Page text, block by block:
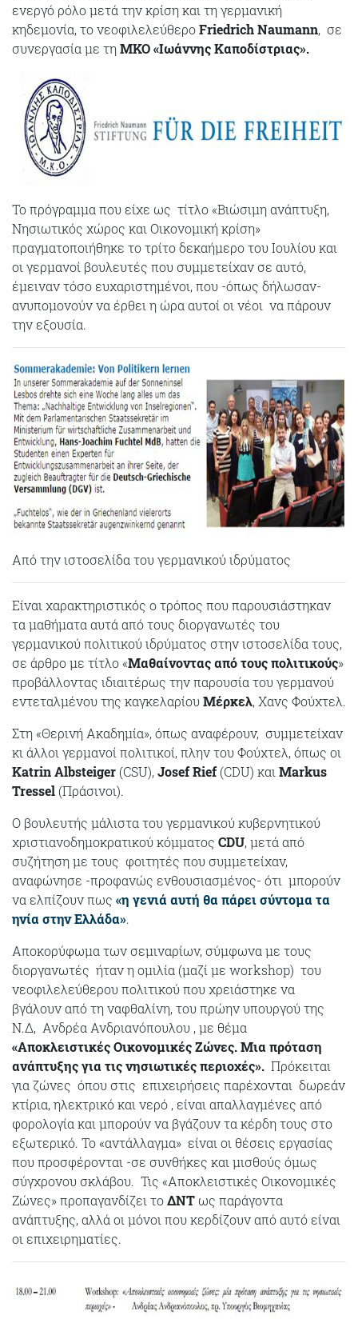
ενεργό ρόλο μετά την κρίση και τη γερμανική
κηδεμονία, το νεοφιλελεύθεροFriedrichNaumann, σε
συνεργασία με τηΜΚΟ «Ιωάννης Καποδίστριας».
Το πρόγραμμα που είχε ως τίτλο «Βιώσιμη ανάπτυξη,
Νησιωτικός χώρος και Οικονομική κρίση»
πραγματοποιήθηκε το τρίτο δεκαήμερο του Ιουλίου και
οι γερμανοί βουλευτές που συμμετείχαν σε αυτό,
έμειναν τόσο ευχαριστημένοι, που -όπως δήλωσαν-
ανυπομονούν να έρθει η ώρα αυτοί οι νέοι να πάρουν
την εξουσία.
Από την ιστοσελίδα του γερμανικού ιδρύματος
Είναι χαρακτηριστικός ο τρόπος που παρουσιάστηκαν
τα μαθήματα αυτά από τους διοργανωτές του
γερμανικού πολιτικού ιδρύματος στην ιστοσελίδα τους,
σε άρθρο με τίτλο «Μαθαίνοντας από τους πολιτικούς»
προβάλλοντας ιδιαιτέρως την παρουσία του γερμανού
εντεταλμένου της καγκελαρίουΜέρκελ, Χανς Φούχτελ.
Στη «Θερινή Ακαδημία», όπως αναφέρουν, συμμετείχαν
κι άλλοι γερμανοί πολιτικοί, πλην του Φούχτελ, όπως οι
KatrinAlbsteiger (CSU),JosefRief(CDU) και Markus
Tressel (Πράσινοι).
Ο βουλευτής μάλιστα του γερμανικού κυβερνητικού
χριστιανοδημοκρατικού κόμματος CDU, μετά από
συζήτηση με τους φοιτητές που συμμετείχαν,
αναφώνησε -προφανώς ενθουσιασμένος- ότι μπορούν
να ελπίζουν πως «η γενιά αυτή θα πάρει σύντομα τα
ηνία στην Ελλάδα».
Αποκορύφωμα των σεμιναρίων, σύμφωνα με τους
διοργανωτές ήταν η ομιλία (μαζί με workshop) του
νεοφιλελεύθερου πολιτικού που χρειάστηκε να
βγάλουν από τη ναφθαλίνη, του πρώην υπουργού της
Ν.Δ, Ανδρέα Ανδριανόπουλου , με θέμα
«Αποκλειστικές Οικονομικές Ζώνες. Μια πρόταση
ανάπτυξης για τις νησιωτικές περιοχές». Πρόκειται
για ζώνες όπου στις επιχειρήσεις παρέχονται δωρεάν
κτίρια, ηλεκτρικό και νερό , είναι απαλλαγμένες από
φορολογία και μπορούν να βγάζουν τα κέρδη τους στο
εξωτερικό. Το «αντάλλαγμα» είναι οι θέσεις εργασίας
που προσφέρονται -σε συνθήκες και μισθούς όμως
σύγχρονου σκλάβου. Τις «Αποκλειστικές Οικονομικές
Ζώνες» προπαγανδίζει τοΔΝΤ ως παράγοντα
ανάπτυξης, αλλά οι μόνοι που κερδίζουν από αυτό είναι
οι επιχειρηματίες.